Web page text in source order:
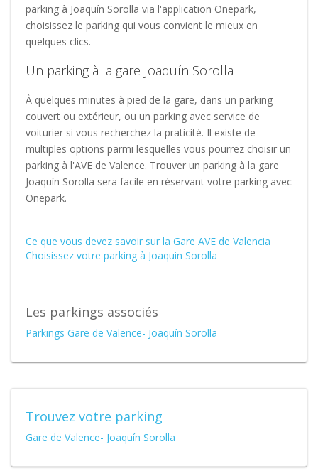
parking à Joaquín Sorolla via l'application Onepark,
choisissez le parking qui vous convient le mieux en
quelques clics.
Un parking à la gare Joaquín Sorolla
À quelques minutes à pied de la gare, dans un parking
couvert ou extérieur, ou un parking avec service de
voiturier si vous recherchez la praticité. Il existe de
multiples options parmi lesquelles vous pourrez choisir un
parking à l'AVE de Valence. Trouver un parking à la gare
Joaquín Sorolla sera facile en réservant votre parking avec
Onepark.
Ce que vous devez savoir sur la Gare AVE de Valencia
Choisissez votre parking à Joaquin Sorolla
Les parkings associés
Parkings Gare de Valence- Joaquín Sorolla
Trouvez votre parking
Gare de Valence- Joaquín Sorolla